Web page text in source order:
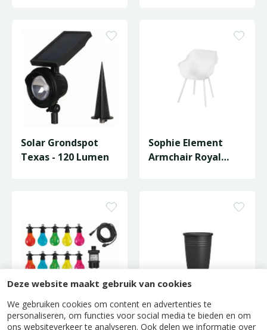
Deze website maakt gebruik van cookies
We gebruiken cookies om content en advertenties te
personaliseren, om functies voor social media te bieden en om
ons websiteverkeer te analyseren. Ook delen we informatie over
Solar Grondspot
Texas - 120 Lumen
Sophie Element
Armchair Royal
24V Connectable
Regenton Green